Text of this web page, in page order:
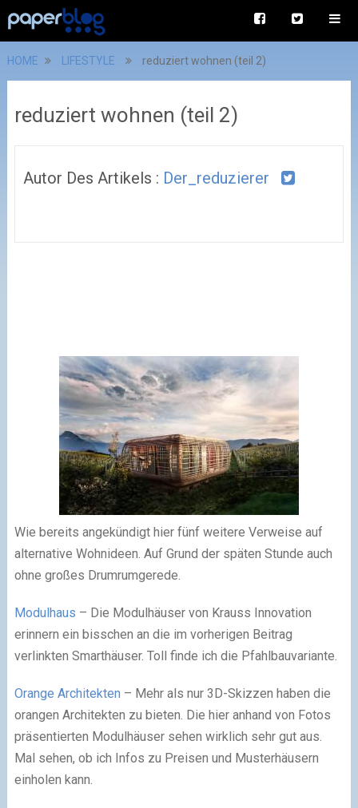
HOME LIFESTYLE reduziert wohnen (teil 2)
reduziert wohnen (teil 2)
Autor Des Artikels : Der_reduzierer
Wie bereits angekündigt hier fünf weitere Verweise auf
alternative Wohnideen. Auf Grund der späten Stunde auch
ohne großes Drumrumgerede.
Modulhaus – Die Modulhäuser von Krauss Innovation
erinnern ein bisschen an die im vorherigen Beitrag
verlinkten Smarthäuser. Toll finde ich die Pfahlbauvariante.
Orange Architekten – Mehr als nur 3D-Skizzen haben die
orangen Architekten zu bieten. Die hier anhand von Fotos
präsentierten Modulhäuser sehen wirklich sehr gut aus.
Mal sehen, ob ich Infos zu Preisen und Musterhäusern
einholen kann.